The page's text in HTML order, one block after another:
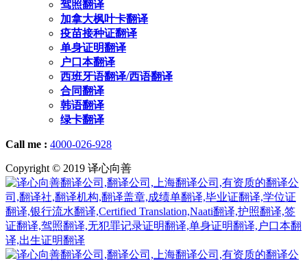
驾照翻译
加拿大枫叶卡翻译
疫苗接种证翻译
单身证明翻译
户口本翻译
西班牙语翻译/西语翻译
合同翻译
韩语翻译
绿卡翻译
Call me : 4000-026-928
Copyright © 2019 译心向善